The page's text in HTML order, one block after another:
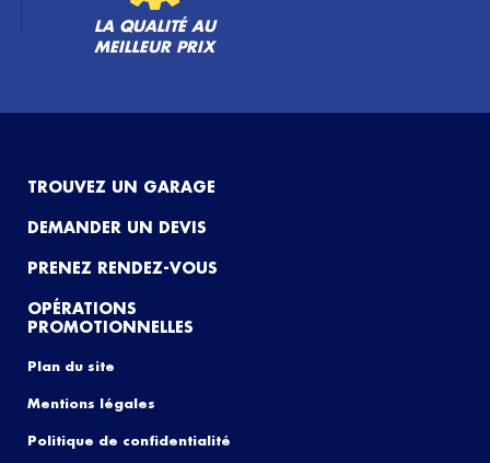
LA QUALITÉ AU
MEILLEUR PRIX
TROUVEZ UN GARAGE
DEMANDER UN DEVIS
PRENEZ RENDEZ-VOUS
OPÉRATIONS
PROMOTIONNELLES
Plan du site
Mentions légales
Politique de confidentialité